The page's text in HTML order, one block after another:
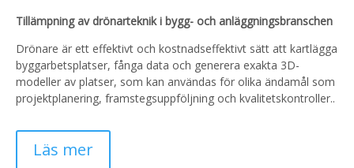
Tillämpning av drönarteknik i bygg- och anläggningsbranschen
Drönare är ett effektivt och kostnadseffektivt sätt att kartlägga
byggarbetsplatser, fånga data och generera exakta 3D-
modeller av platser, som kan användas för olika ändamål som
projektplanering, framstegsuppföljning och kvalitetskontroller..
Läs mer